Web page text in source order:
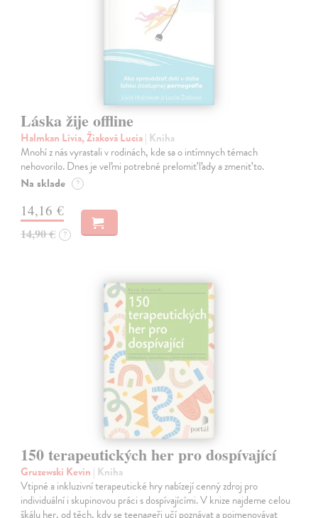
Láska žije offline
Halmkan Lívia, Žiaková Lucia| Kniha
Mnohí z nás vyrastali v rodinách, kde sa o intímnych témach
nehovorilo. Dnes je veľmi potrebné prelomiť ľady a zmeniť to.
Na sklade ?
14,16 €
14,90 € ?
150 terapeutických her pro dospívající
Gruzewski Kevin | Kniha
Vtipné a inkluzivní terapeutické hry nabízejí cenný zdroj pro
individuální i skupinovou práci s dospívajícími. V knize najdeme celou
škálu her, od těch, kdy se teenageři učí poznávat a pojmenovávat